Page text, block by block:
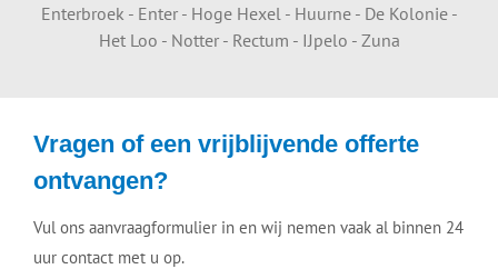
Enterbroek - Enter - Hoge Hexel - Huurne - De Kolonie -
Het Loo - Notter - Rectum - IJpelo - Zuna
Vragen of een vrijblijvende offerte
ontvangen?
Vul ons aanvraagformulier in en wij nemen vaak al binnen 24
uur contact met u op.